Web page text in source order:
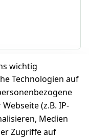
3
wichtig
Technologien auf
(z.B. IP-
Medien
Zugriffe auf